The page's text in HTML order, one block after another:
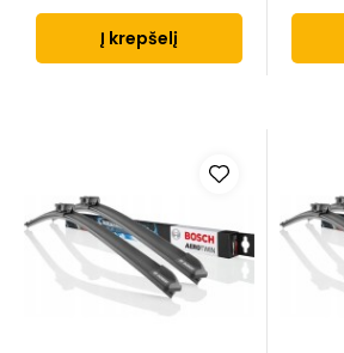
Į krepšelį